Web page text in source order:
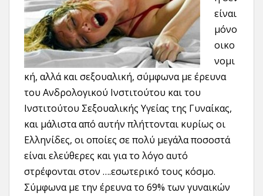
είναι
μόνο
οικο
νομι
κή, αλλά και σεξουαλική, σύμφωνα με έρευνα
του Ανδρολογικού Ινστιτούτου και του
Ινστιτούτου Σεξουαλικής Υγείας της Γυναίκας,
και μάλιστα από αυτήν πλήττονται κυρίως οι
Ελληνίδες, οι οποίες σε πολύ μεγάλα ποσοστά
είναι ελεύθερες και για το λόγο αυτό
στρέφονται στον ….εσωτερικό τους κόσμο.
Σύμφωνα με την έρευνα το 69% των γυναικών